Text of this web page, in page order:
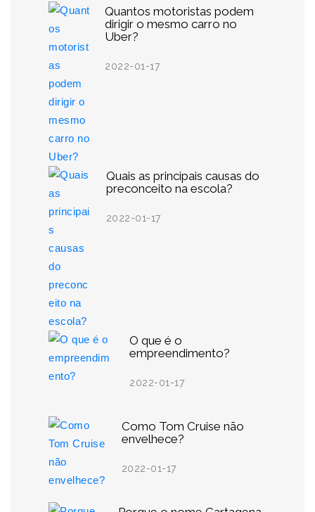
Quantos motoristas podem
dirigir o mesmo carro no
Uber?
2022-01-17
Quais as principais causas do
preconceito na escola?
2022-01-17
O que é o
empreendimento?
2022-01-17
Como Tom Cruise não
envelhece?
2022-01-17